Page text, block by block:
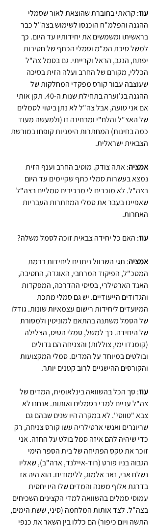
עוז: קראתי בחוברת שהוצאת לאור שסמלי
ההגנה והפלמ"ח הוכנסו לשימוש בצה"ל כבר
בראשיתו ומשמשים את יחידותיו עד היום. כך
למשל סיכת המ"מ וסמלי הכתף של חטיבות
יפתח, הנגב, הראל וקרייתי. גם בסמל צה"ל
הכללי, מקורם של החרב ועלה הזית בסיכה
שעוצבה עבור קורס מפקדי המחלקות של
ההגנה בג'וערה בתחילת שנות ה-40. תקן אותי
אם אני טועה, אבל צה"ל לא נתן ביטוי לסמלים
של האצ"ל והלח"י ומבחינה זו (ולמעשה מעוד
כמה בחינות) המחתרות הימניות קופחו במורשת
הצבאית ישראלית.
אמציה: אתה צודק. מוטיב החרב וענף הזית
נמצא בעשרות סמלי כתף שקיימים עד היום
בצה"ל. לא מוכרים לי מרכיבים סמליים בצה"ל
שאפיינו בעבר את סמלי המחתרות העבריות
האחרות.
עוז: האם כל יחידה צבאית זוכה לסמל משלה?
אמציה: תגי השרוול ניתנים ליחידות ברמת
המטכ"ל, הפיקוד המרחבי, האוגדה, החטיבה,
האגד הארטילרי, בסיסי ההדרכה, המפקדות
והגדודים הייעודיים. יש גם סמלי מתכת
המיועדים ליחידות רישום עצמאיות שונות. גודלו
של הסמל משתנה בהתאם למוניטין ולמסורת
של היחידה. כך למשל, סמלי הטיס, הצלילה
(קומנדו ימי, צוללות) והצניחה הם גדולים
ובולטים במיוחד על המדים. סמלי המקצועות
והקורסים ההישגיים לרוב קטנים יותר.
עוז: סך הכל בהשוואה בינלאומית, המדים של
צה"ל עניים למדי בסמלים ואותות. אנחנו לא
צבא "טווסי". לא במקרה היו שנים שבהם גם
שריונרים ואנשי ארטילריה עשו קורס צניחה, רק
כדי שיהיה להם איזה סמל בולט על החזה. אני
זוכר את טקס הפתיחה של בית הספר הימי
הגבוה בניו פורט (רוד-איילנד, ארה"ב), שאליו
נשלח אבי, זאב אלמוג, ללימודים. הוא היה אז
בדרגת אלוף משנה והמדים שלו היו יחסית
עמוסי סמלים בהשוואה למדי הקצינים השכיחים
בצה"ל. לצד אותות המלחמה (סיני, ששת הימים,
התשה ויום כיפור) הם כללו בין השאר את כנפי